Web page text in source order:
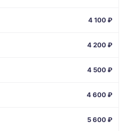
4 100 ₽
4 200 ₽
4 500 ₽
4 600 ₽
5 600 ₽